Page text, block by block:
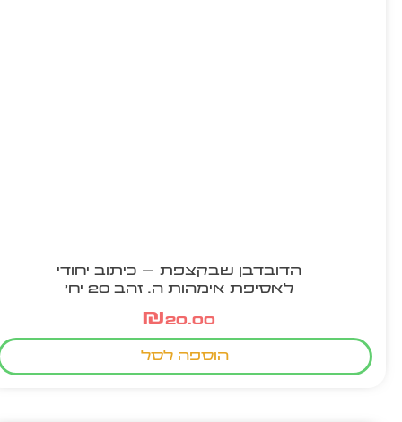
הדובדבן שבקצפת – כיתוב יחודי
לאסיפת אימהות ה. זהב 20 יח'
₪20.00
הוספה לסל